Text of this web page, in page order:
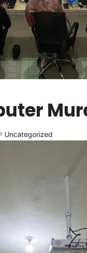
Uncategorized